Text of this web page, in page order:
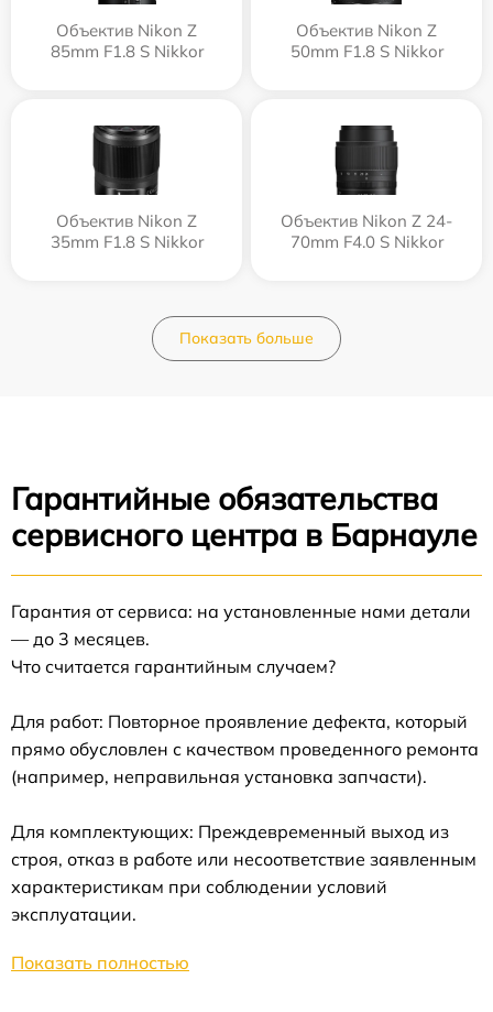
Объектив Nikon Z
85mm F1.8 S Nikkor
Объектив Nikon Z
50mm F1.8 S Nikkor
Объектив Nikon Z
35mm F1.8 S Nikkor
Объектив Nikon Z 24-
70mm F4.0 S Nikkor
Показать больше
Гарантийные обязательства
сервисного центра в Барнауле
Гарантия от сервиса: на установленные нами детали
— до 3 месяцев.
Что считается гарантийным случаем?
Для работ: Повторное проявление дефекта, который
прямо обусловлен с качеством проведенного ремонта
(например, неправильная установка запчасти).
Для комплектующих: Преждевременный выход из
строя, отказ в работе или несоответствие заявленным
характеристикам при соблюдении условий
эксплуатации.
Показать полностью